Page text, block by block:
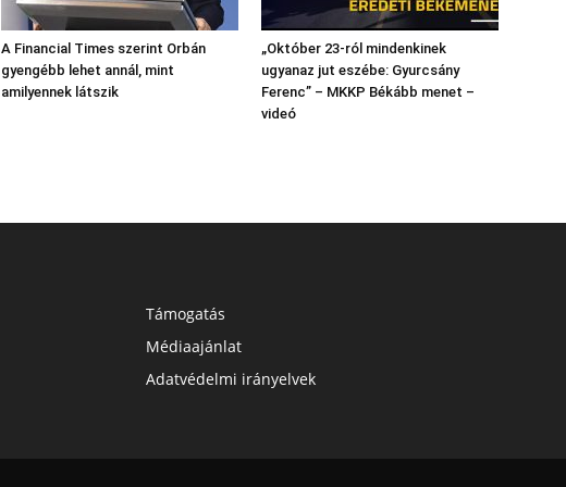
A Financial Times szerint Orbán
gyengébb lehet annál, mint
amilyennek látszik
„Október 23-ról mindenkinek
ugyanaz jut eszébe: Gyurcsány
Ferenc” – MKKP Békább menet –
videó
Támogatás
Médiaajánlat
Adatvédelmi irányelvek